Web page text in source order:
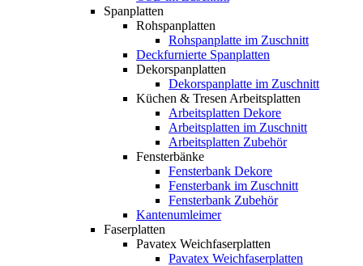
Spanplatten
Rohspanplatten
Rohspanplatte im Zuschnitt
Deckfurnierte Spanplatten
Dekorspanplatten
Dekorspanplatte im Zuschnitt
Küchen & Tresen Arbeitsplatten
Arbeitsplatten Dekore
Arbeitsplatten im Zuschnitt
Arbeitsplatten Zubehör
Fensterbänke
Fensterbank Dekore
Fensterbank im Zuschnitt
Fensterbank Zubehör
Kantenumleimer
Faserplatten
Pavatex Weichfaserplatten
Pavatex Weichfaserplatten